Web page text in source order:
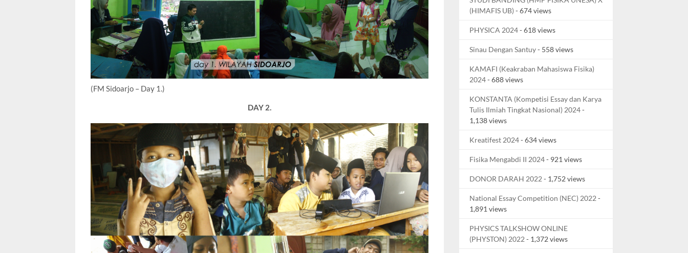
(FM Sidoarjo – Day 1.)
DAY 2.
(HIMAFIS UB) - 674 views
PHYSICA 2024- 618 views
Sinau Dengan Santuy- 558 views
KAMAFI (Keakraban Mahasiswa Fisika)
2024- 688 views
KONSTANTA (Kompetisi Essay dan Karya
Tulis Ilmiah Tingkat Nasional) 2024-
1,138 views
Kreatifest 2024- 634 views
Fisika Mengabdi II 2024- 921 views
DONOR DARAH 2022 - 1,752 views
National Essay Competition (NEC) 2022 -
1,891 views
PHYSICS TALKSHOW ONLINE
(PHYSTON) 2022 - 1,372 views